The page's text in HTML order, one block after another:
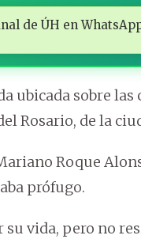
de ÚH en
ubicada sobre las
Rosario, de la
Roque
prófugo.
vida, pero no